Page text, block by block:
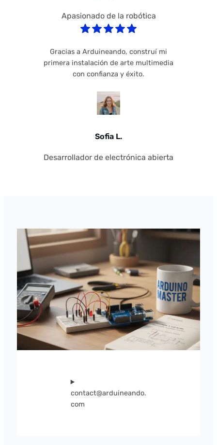
Apasionado de la robótica
Gracias a Arduineando, construí mi
primera instalación de arte multimedia
con confianza y éxito.
Sofia L.
Desarrollador de electrónica abierta
contact@arduineando.
com